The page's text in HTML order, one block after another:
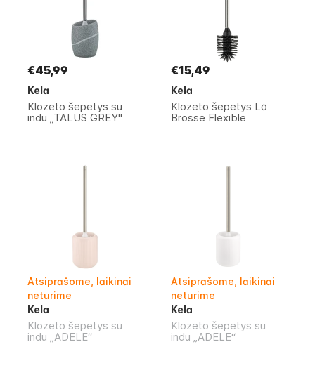
€45,99
Kela
Klozeto šepetys su
indu „TALUS GREY"
€15,49
Kela
Klozeto šepetys La
Brosse Flexible
Atsiprašome, laikinai
neturime
Kela
Klozeto šepetys su
indu „ADELE“
Atsiprašome, laikinai
neturime
Kela
Klozeto šepetys su
indu „ADELE“